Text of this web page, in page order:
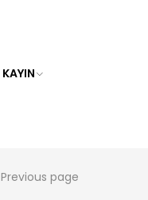
KAYIN
Previous page